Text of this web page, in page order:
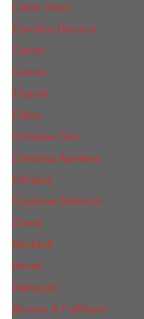
Calvin Klein
Carolina Herrera
Cartier
Cerruti
Сhanеl
Chloe
Christian Dior
Christina Aguilera
Сliniquе
Costume National
Creed
Davidoff
Diesel
Diptyque
Дольче & Габбана